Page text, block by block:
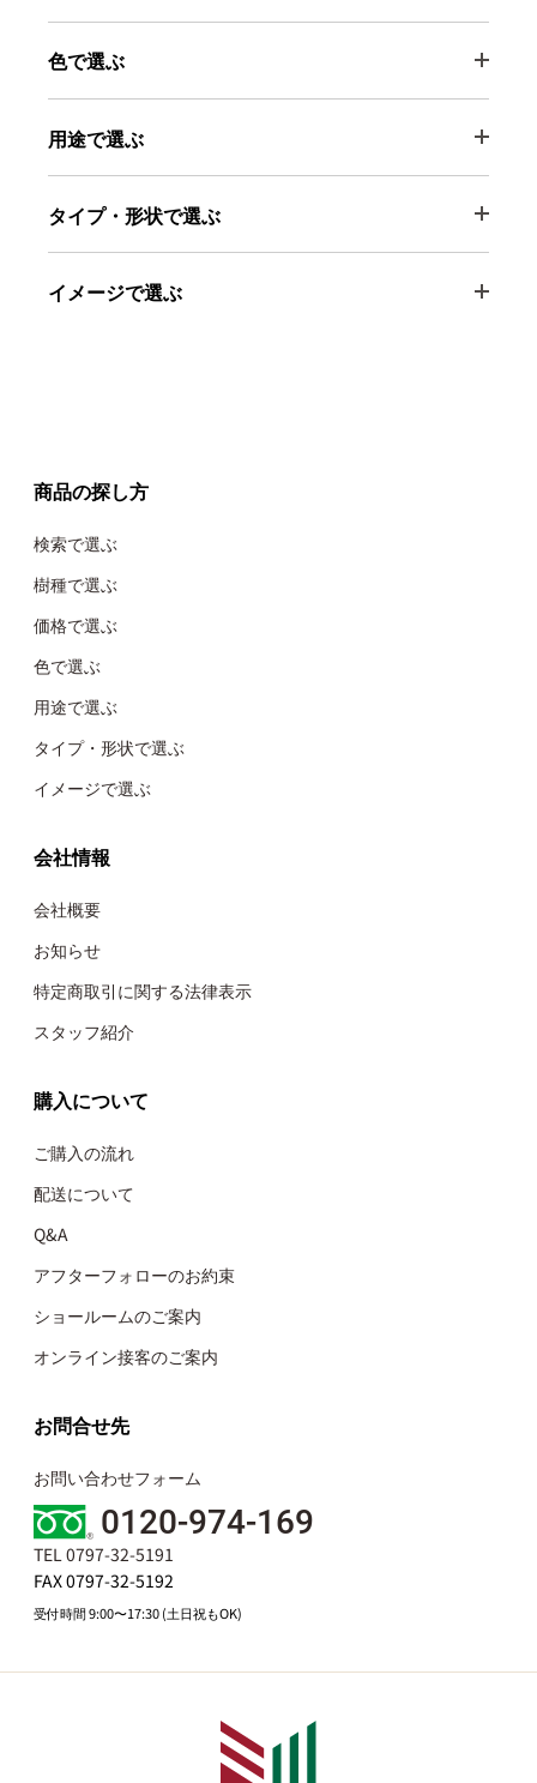
色で選ぶ
用途で選ぶ
タイプ・形状で選ぶ
イメージで選ぶ
商品の探し方
検索で選ぶ
樹種で選ぶ
価格で選ぶ
色で選ぶ
用途で選ぶ
タイプ・形状で選ぶ
イメージで選ぶ
会社情報
会社概要
お知らせ
特定商取引に関する法律表示
スタッフ紹介
購入について
ご購入の流れ
配送について
Q&A
アフターフォローのお約束
ショールームのご案内
オンライン接客のご案内
お問合せ先
お問い合わせフォーム
0120-974-169
TEL 0797-32-5191
FAX 0797-32-5192
受付時間 9:00〜17:30 (土日祝もOK)